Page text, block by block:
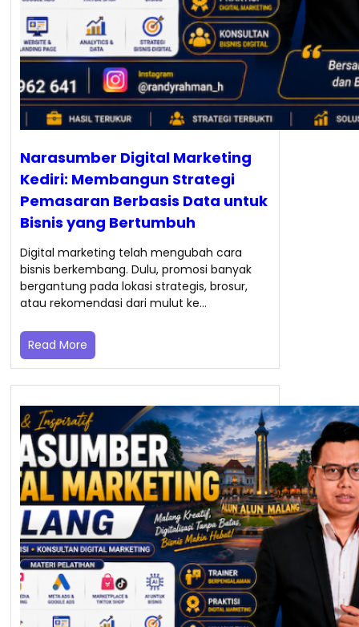
Narasumber Digital Marketing
Kediri: Membangun Strategi
Pemasaran Berbasis Data untuk
Bisnis yang Bertumbuh
Digital marketing telah mengubah cara
bisnis berkembang. Dulu, promosi banyak
bergantung pada lokasi strategis, brosur,
atau rekomendasi dari mulut ke…
Read More